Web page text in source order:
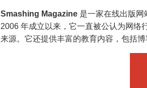
Smashing Magazine 是一家在线出版
2006 年成立以来，它一直被公认为网络
来源。它还提供丰富的教育内容，包括博